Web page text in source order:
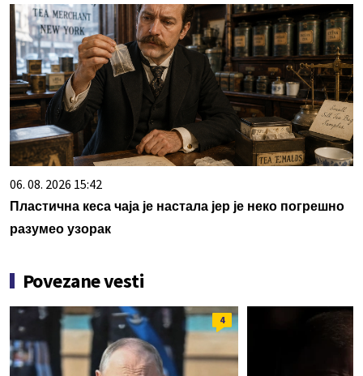
06. 08. 2026 15:42
Пластична кеса чаја је настала јер је неко погрешно
разумео узорак
Povezane vesti
4